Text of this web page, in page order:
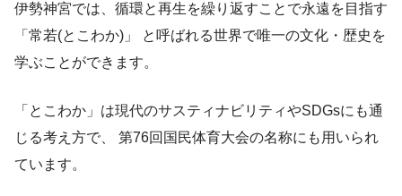
伊勢神宮では、循環と再生を繰り返すことで永遠を目指す
「常若(とこわか)」 と呼ばれる世界で唯一の文化・歴史を
学ぶことができます。
「とこわか」は現代のサスティナビリティやSDGsにも通
じる考え方で、 第76回国民体育大会の名称にも用いられ
ています。